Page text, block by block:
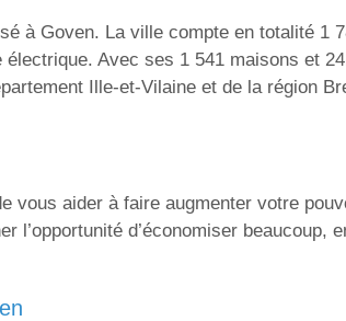
à Goven. La ville compte en totalité 1
Avec ses 1 541 maisons et
Ille-et-Vilaine et de la région
vous aider à faire augmenter votre
l’opportunité d’économiser beaucoup,